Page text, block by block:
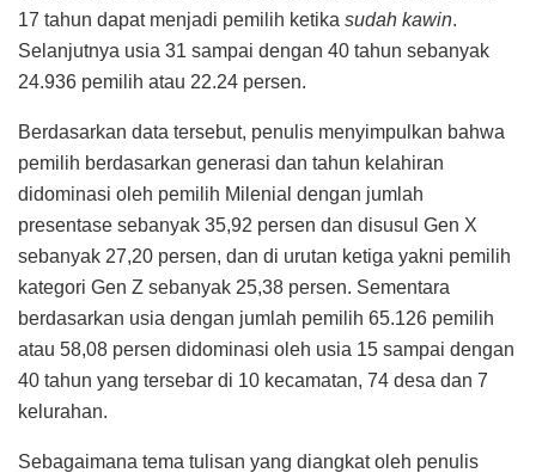
17 tahun dapat menjadi pemilih ketika sudah kawin.
Selanjutnya usia 31 sampai dengan 40 tahun sebanyak
24.936 pemilih atau 22.24 persen.
Berdasarkan data tersebut, penulis menyimpulkan bahwa
pemilih berdasarkan generasi dan tahun kelahiran
didominasi oleh pemilih Milenial dengan jumlah
presentase sebanyak 35,92 persen dan disusul Gen X
sebanyak 27,20 persen, dan di urutan ketiga yakni pemilih
kategori Gen Z sebanyak 25,38 persen. Sementara
berdasarkan usia dengan jumlah pemilih 65.126 pemilih
atau 58,08 persen didominasi oleh usia 15 sampai dengan
40 tahun yang tersebar di 10 kecamatan, 74 desa dan 7
kelurahan.
Sebagaimana tema tulisan yang diangkat oleh penulis